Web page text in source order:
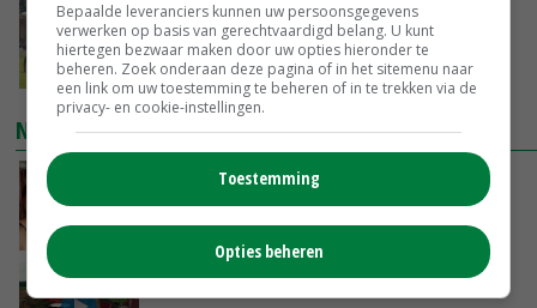
BBB vraagt minister om langer mest uit te
rijden
GISTEREN, 15:47
NIEUWSTE VIDEO'S
Danique in Canada: ‘Superveel schik gehad
tijdens stage’
04-08-2026
POAH!: Fendt 1042
Bepaalde leveranciers kunnen uw persoonsgegevens
verwerken op basis van gerechtvaardigd belang. U kunt
hiertegen bezwaar maken door uw opties hieronder te
beheren. Zoek onderaan deze pagina of in het sitemenu naar
een link om uw toestemming te beheren of in te trekken via de
privacy- en cookie-instellingen.
Toestemming
Opties beheren